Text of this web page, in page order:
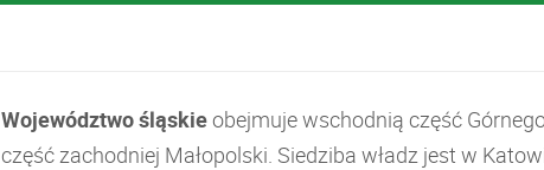
Województwo śląskieobejmuje wschodnią część
część zachodniej Małopolski. Siedziba władz jest w